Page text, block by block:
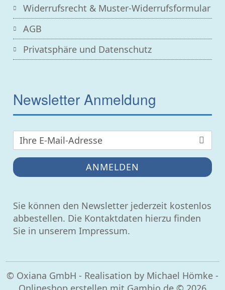
Widerrufsrecht & Muster-Widerrufsformular
AGB
Privatsphäre und Datenschutz
Newsletter Anmeldung
ANMELDEN
Sie können den Newsletter jederzeit kostenlos
abbestellen. Die Kontaktdaten hierzu finden
Sie in unserem Impressum.
© Oxiana GmbH - Realisation by Michael Hömke -